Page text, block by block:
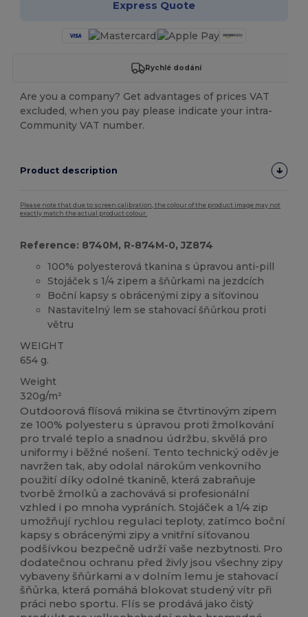
Express Quote
Rychlé dodání
Are you a company? Get advantages of prices VAT
excluded, when you pay please indicate your intra-
Community VAT number.
Product description
Please note that due to screen calibration, the colour of the product image may not
exactly match the actual product colour.
Reference: 8740M, R-874M-0, JZ874
100% polyesterová tkanina s úpravou anti-pill
Stojáček s 1/4 zipem a šňůrkami na jezdcích
Boční kapsy s obrácenými zipy a síťovinou
Nastavitelný lem se stahovací šňůrkou proti
větru
WEIGHT
654 g.
Weight
320g/m²
Outdoorová flísová mikina se čtvrtinovým zipem
ze 100% polyesteru s úpravou proti žmolkování
pro trvalé teplo a snadnou údržbu, skvělá pro
uniformy i běžné nošení. Tento technický oděv je
navržen tak, aby odolal nárokům venkovního
použití díky odolné tkanině, která zabraňuje
tvorbě žmolků a zachovává si profesionální
vzhled i po mnoha vypráních. Stojáček a 1/4 zip
umožňují rychlou regulaci teploty, zatímco boční
kapsy s obrácenými zipy a vnitřní síťovanou
podšívkou bezpečně udrží vaše nezbytnosti. Pro
dodatečnou ochranu před živly jsou všechny zipy
vybaveny šňůrkami a v dolním lemu je stahovací
šňůrka, která pomáhá blokovat studený vítr při
práci nebo sportu. Flís se prodává jako čistý